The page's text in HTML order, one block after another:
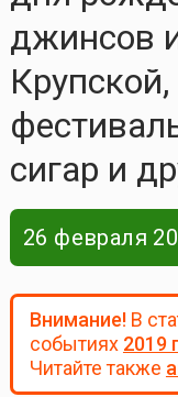
джинсов
сигар и
26 февраля
Внимание!В
событиях 2019
Читайте также